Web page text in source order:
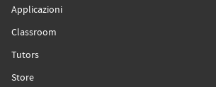
Applicazioni
Classroom
Tutors(si apre in un’altra scheda)
Store(si apre in un’altra scheda)